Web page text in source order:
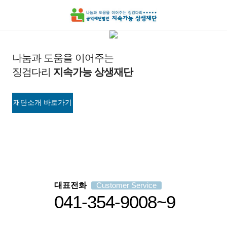
지속가능 상생재단
재단소개 바로가기
나눔과 도움을 이어주는
징검다리 지속가능 상생재단
재단소개 바로가기
대표전화 Customer Service
041-354-9008~9